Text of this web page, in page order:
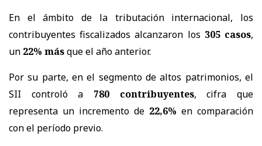
En el ámbito de la tributación internacional, los
contribuyentes fiscalizados alcanzaron los 305 casos,
un 22% másque el año anterior.
Por su parte, en el segmento de altos patrimonios, el
SII controló a 780 contribuyentes, cifra que
representa un incremento de 22,6% en comparación
con el período previo.